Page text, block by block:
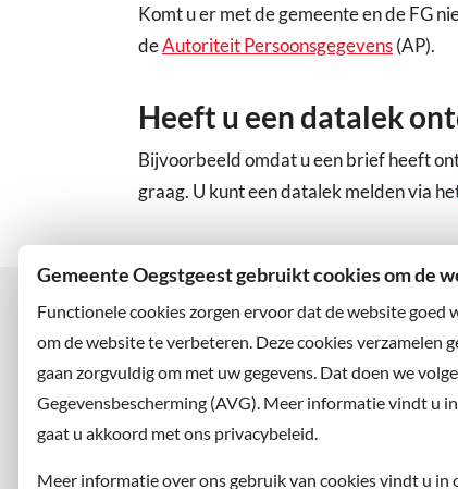
Gemeente Oegstgeest gebruikt cookies om de
Functionele cookies zorgen ervoor dat de website goed
om de website te verbeteren. Deze cookies verzamelen
gaan zorgvuldig om met uw gegevens. Dat doen we
Gegevensbescherming (AVG). Meer informatie vindt u
gaat u akkoord met ons privacybeleid.
Meer informatie over ons gebruik van cookies vindt u in
Komt u er met de gemeente en de FG
deAutoriteit Persoonsgegevens(AP).
Heeft u een datalek
Bijvoorbeeld omdat u een brief heeft
graag. U kunt een datalek melden via
Bezoekadres
Rhijngeesterstraatweg 13
2342 AN Oegstgeest